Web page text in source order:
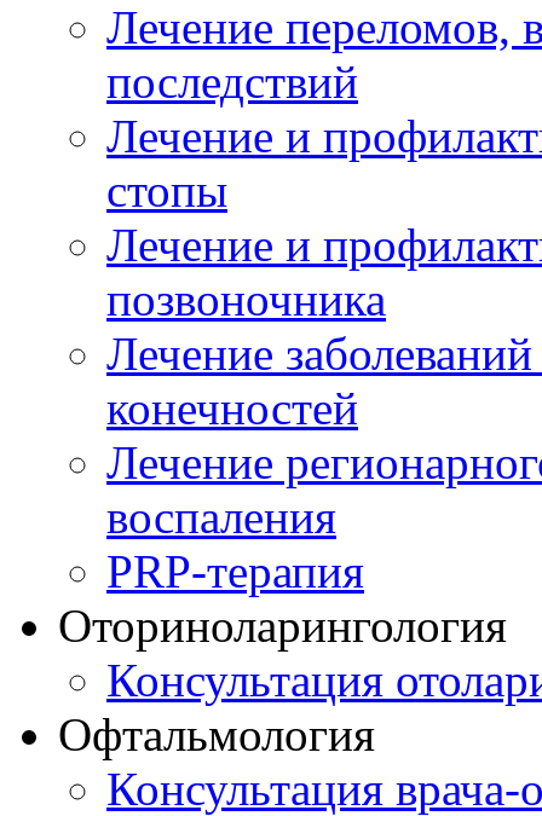
Лечение переломов,
последствий
Лечение и
стопы
Лечение и
позвоночника
Лечение
конечностей
Лечение
воспаления
PRP-терапия
Оториноларингология
Консультация
Офтальмология
Консультация врача-